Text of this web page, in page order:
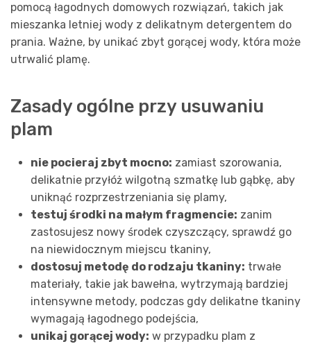
pomocą łagodnych domowych rozwiązań, takich jak
mieszanka letniej wody z delikatnym detergentem do
prania. Ważne, by unikać zbyt gorącej wody, która może
utrwalić plamę.
Zasady ogólne przy usuwaniu
plam
nie pocieraj zbyt mocno: zamiast szorowania,
delikatnie przyłóż wilgotną szmatkę lub gąbkę, aby
uniknąć rozprzestrzeniania się plamy,
testuj środki na małym fragmencie: zanim
zastosujesz nowy środek czyszczący, sprawdź go
na niewidocznym miejscu tkaniny,
dostosuj metodę do rodzaju tkaniny: trwałe
materiały, takie jak bawełna, wytrzymają bardziej
intensywne metody, podczas gdy delikatne tkaniny
wymagają łagodnego podejścia,
unikaj gorącej wody: w przypadku plam z